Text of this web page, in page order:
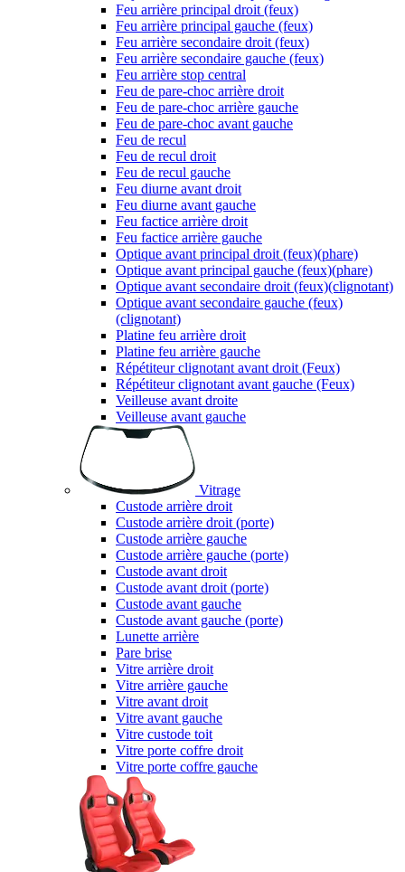
Feu arrière principal droit (feux)
Feu arrière principal gauche (feux)
Feu arrière secondaire droit (feux)
Feu arrière secondaire gauche (feux)
Feu arrière stop central
Feu de pare-choc arrière droit
Feu de pare-choc arrière gauche
Feu de pare-choc avant gauche
Feu de recul
Feu de recul droit
Feu de recul gauche
Feu diurne avant droit
Feu diurne avant gauche
Feu factice arrière droit
Feu factice arrière gauche
Optique avant principal droit (feux)(phare)
Optique avant principal gauche (feux)(phare)
Optique avant secondaire droit (feux)(clignotant)
Optique avant secondaire gauche (feux)
(clignotant)
Platine feu arrière droit
Platine feu arrière gauche
Répétiteur clignotant avant droit (Feux)
Répétiteur clignotant avant gauche (Feux)
Veilleuse avant droite
Veilleuse avant gauche
Vitrage
Custode arrière droit
Custode arrière droit (porte)
Custode arrière gauche
Custode arrière gauche (porte)
Custode avant droit
Custode avant droit (porte)
Custode avant gauche
Custode avant gauche (porte)
Lunette arrière
Pare brise
Vitre arrière droit
Vitre arrière gauche
Vitre avant droit
Vitre avant gauche
Vitre custode toit
Vitre porte coffre droit
Vitre porte coffre gauche